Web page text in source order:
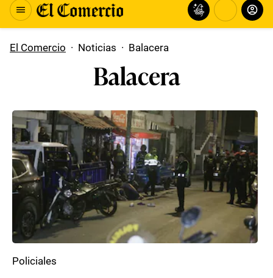
El Comercio · Noticias · Balacera
Balacera
Policiales